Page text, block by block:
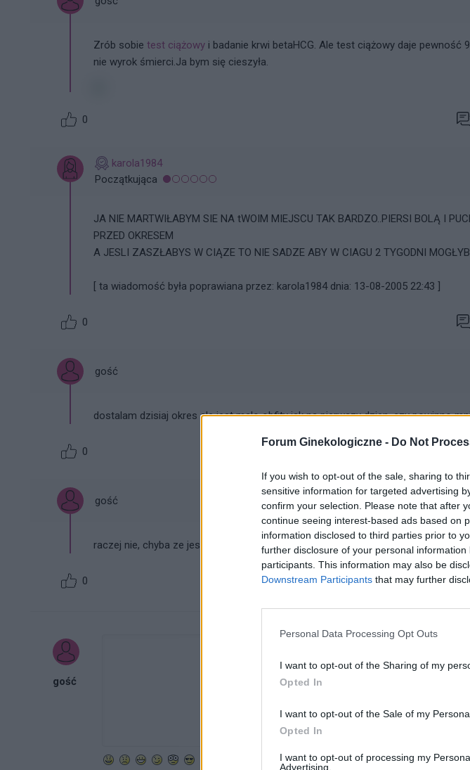
Forum Ginekologiczne - Do Not
If you wish to opt-out of the sale, sharing to
sensitive information for targeted advertising
confirm your selection. Please note that after
continue seeing interest-based ads based on
information disclosed to third parties prior to
further disclosure of your personal
participants. This information may also be
Downstream Participants that may further
Personal Data Processing Opt Outs
I want to opt-out of the Sharing of my
Opted In
I want to opt-out of the Sale of my
Opted In
I want to opt-out of processing my
Advertising.
Zrób sobie test ciążowy i badanie krwi betaHCG. Ale test ciążowy daje pewność
nie wyrok śmierci.Ja bym się cieszyła.
0
karola1984
Początkująca
JA NIE MARTWIŁABYM SIE NA tWOIM MIEJSCU TAK BARDZO..PIERSI BOLĄ I
PRZED OKRESEM
A JESLI ZASZŁABYS W CIĄZE TO NIE SADZE ABY W CIAGU 2 TYGODNI
[ ta wiadomość była poprawiana przez: karola1984 dnia: 13-08-2005 22:43 ]
0
gość
dostalam dzisiaj okres ale jest malo obfity jak na pierwszy dzien. czy powinno
0
gość
raczej nie, chyba ze jest to brazowe plamienie a nie krwawienie i jutro bedzie
0
gość